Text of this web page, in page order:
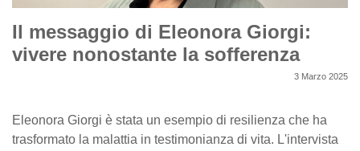
Il messaggio di Eleonora Giorgi:
vivere nonostante la sofferenza
3 Marzo 2025
Eleonora Giorgi è stata un esempio di resilienza che ha
trasformato la malattia in testimonianza di vita. L'intervista